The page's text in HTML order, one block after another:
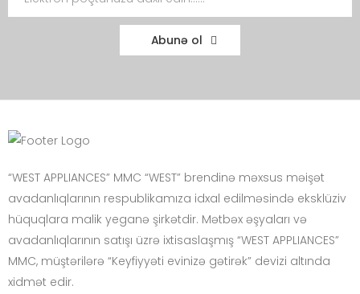
Abunə ol
“WEST APPLIANCES” MMC “WEST” brendinə məxsus məişət
avadanlıqlarının respublikamıza idxal edilməsində eksklüziv
hüquqlara malik yeganə şirkətdir. Mətbəx əşyaları və
avadanlıqlarının satışı üzrə ixtisaslaşmış “WEST APPLIANCES”
MMC, müştərilərə “Keyfiyyəti evinizə gətirək” devizi altında
xidmət edir.